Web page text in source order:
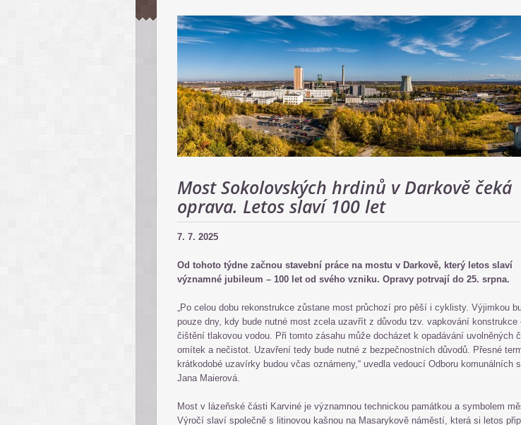
Most Sokolovských hrdinů v Darkově čeká
oprava. Letos slaví 100 let
7. 7. 2025
Od tohoto týdne začnou stavební práce na mostu v Darkově, který letos slaví
významné jubileum – 100 let od svého vzniku. Opravy potrvají do 25. srpna.
„Po celou dobu rekonstrukce zůstane most průchozí pro pěší i cyklisty. Výjimkou
pouze dny, kdy bude nutné most zcela uzavřít z důvodu tzv. vapkování konstrukce
čištění tlakovou vodou. Při tomto zásahu může docházet k opadávání uvolněných
omítek a nečistot. Uzavření tedy bude nutné z bezpečnostních důvodů. Přesné
krátkodobé uzavírky budou včas oznámeny,“ uvedla vedoucí Odboru komunálních
Jana Maierová.
Most v lázeňské části Karviné je významnou technickou památkou a symbolem
Výročí slaví společně s litinovou kašnou na Masarykově náměstí, která si letos